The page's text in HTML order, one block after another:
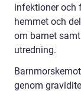
infektioner och
hemmet och
om barnet
utredning.
genom